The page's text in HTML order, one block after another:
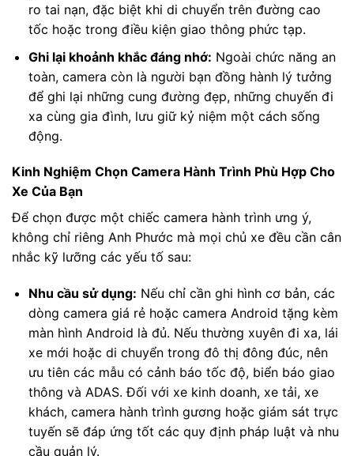
ro tai nạn, đặc biệt khi di chuyển trên đường cao
tốc hoặc trong điều kiện giao thông phức tạp.
Ghi lại khoảnh khắc đáng nhớ: Ngoài chức năng an
toàn, camera còn là người bạn đồng hành lý tưởng
để ghi lại những cung đường đẹp, những chuyến đi
xa cùng gia đình, lưu giữ kỷ niệm một cách sống
động.
Kinh Nghiệm Chọn Camera Hành Trình Phù Hợp Cho
Xe Của Bạn
Để chọn được một chiếc camera hành trình ưng ý,
không chỉ riêng Anh Phước mà mọi chủ xe đều cần cân
nhắc kỹ lưỡng các yếu tố sau:
Nhu cầu sử dụng: Nếu chỉ cần ghi hình cơ bản, các
dòng camera giá rẻ hoặc camera Android tặng kèm
màn hình Android là đủ. Nếu thường xuyên đi xa, lái
xe mới hoặc di chuyển trong đô thị đông đúc, nên
ưu tiên các mẫu có cảnh báo tốc độ, biển báo giao
thông và ADAS. Đối với xe kinh doanh, xe tải, xe
khách, camera hành trình gương hoặc giám sát trực
tuyến sẽ đáp ứng tốt các quy định pháp luật và nhu
cầu quản lý.